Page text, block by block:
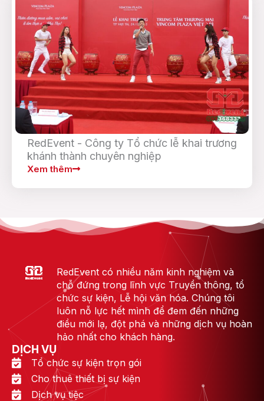
RedEvent - Công ty Tổ chức lễ khai trương
khánh thành chuyên nghiệp
Xem thêm
RedEvent có nhiều năm kinh nghiệm và
chỗ đứng trong lĩnh vực Truyền thông, tổ
chức sự kiện, Lễ hội văn hóa. Chúng tôi
luôn nỗ lực hết mình để đem đến những
điều mới lạ, đột phá và những dịch vụ hoàn
hảo nhất cho khách hàng.
DỊCH VỤ
Tổ chức sự kiện trọn gói
Cho thuê thiết bị sự kiện
Dịch vụ tiệc